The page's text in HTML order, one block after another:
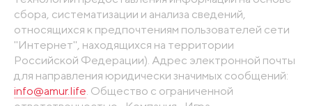
сбора, систематизации и анализа сведений,
относящихся к предпочтениям пользователей сети
"Интернет", находящихся на территории
Российской Федерации). Адрес электронной почты
для направления юридически значимых сообщений:
info@amur.life . Общество с ограниченной